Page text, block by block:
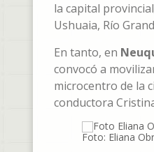
la capital
Ushuaia, Río
En tanto, en
convocó a
microcentro de la
conductora
Foto: Eliana